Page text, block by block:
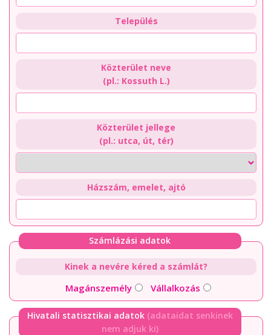
Település
Közterület neve
(pl.: Kossuth L.)
Közterület jellege
(pl.: utca, út, tér)
Házszám, emelet, ajtó
Számlázási adatok
Kinek a nevére kéred a számlát?
Magánszemély Vállalkozás
Hivatali statisztikai adatok (adataidat senkinek
nem adjuk ki)